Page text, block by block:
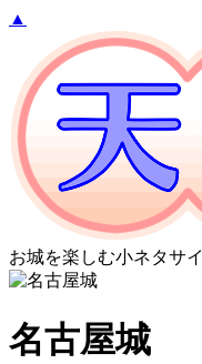
▲
お城を楽しむ小ネタサ
名古屋城